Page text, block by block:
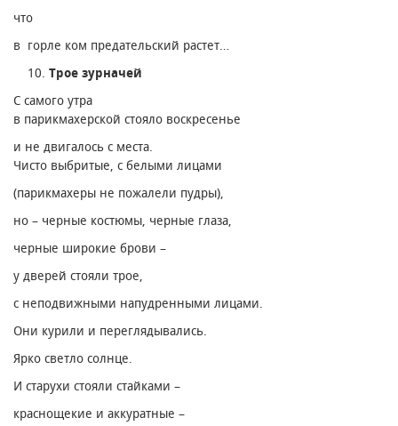
что
в горле ком предательский растет…
Трое зурначей
С самого утра
в парикмахерской стояло воскресенье
и не двигалось с места.
Чисто выбритые, с белыми лицами
(парикмахеры не пожалели пудры),
но – черные костюмы, черные глаза,
черные широкие брови –
у дверей стояли трое,
с неподвижными напудренными лицами.
Они курили и переглядывались.
Ярко светло солнце.
И старухи стояли стайками –
краснощекие и аккуратные –